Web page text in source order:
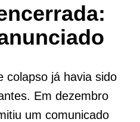
colapso já havia sido
Em dezembro
um comunicado